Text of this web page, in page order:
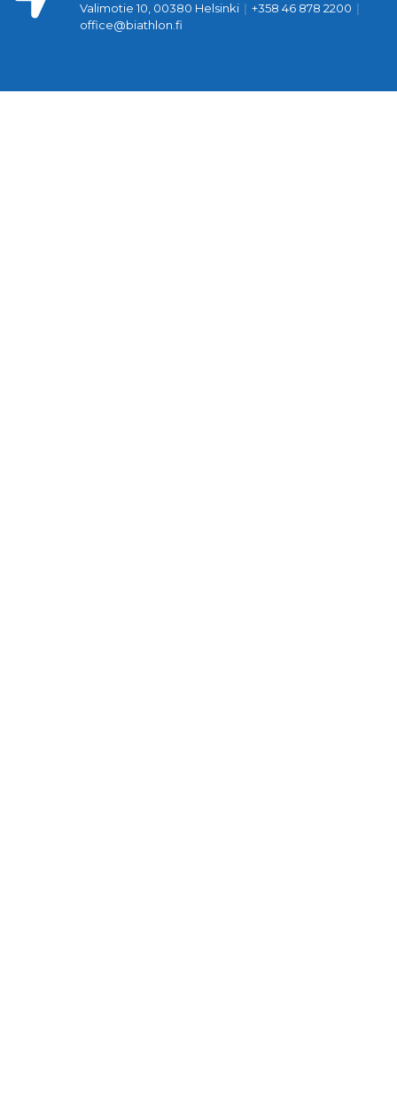
Valimotie 10, 00380 Helsinki | +358 46 878 2200 |
office@biathlon.fi